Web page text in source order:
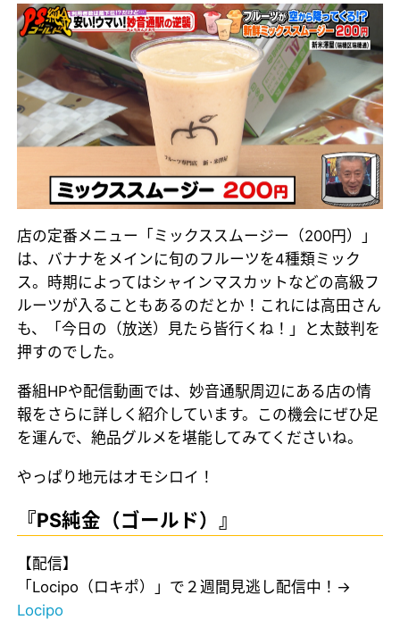
店の定番メニュー「ミックススムージー（200円）」
は、バナナをメインに旬のフルーツを4種類ミック
ス。時期によってはシャインマスカットなどの高級フ
ルーツが入ることもあるのだとか！これには高田さん
も、「今日の（放送）見たら皆行くね！」と太鼓判を
押すのでした。
番組HPや配信動画では、妙音通駅周辺にある店の情
報をさらに詳しく紹介しています。この機会にぜひ足
を運んで、絶品グルメを堪能してみてくださいね。
やっぱり地元はオモシロイ！
『PS純金（ゴールド）』
【配信】
「Locipo（ロキポ）」で２週間見逃し配信中！→
Locipo